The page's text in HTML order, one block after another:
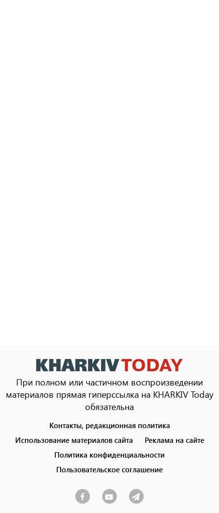
При полном или частичном воспроизведении
материалов прямая гиперссылка на KHARKIV Today
обязательна
menu
Контакты, редакционная политика
Использование материалов сайта
Реклама на сайте
Политика конфиденциальности
Пользовательское соглашение